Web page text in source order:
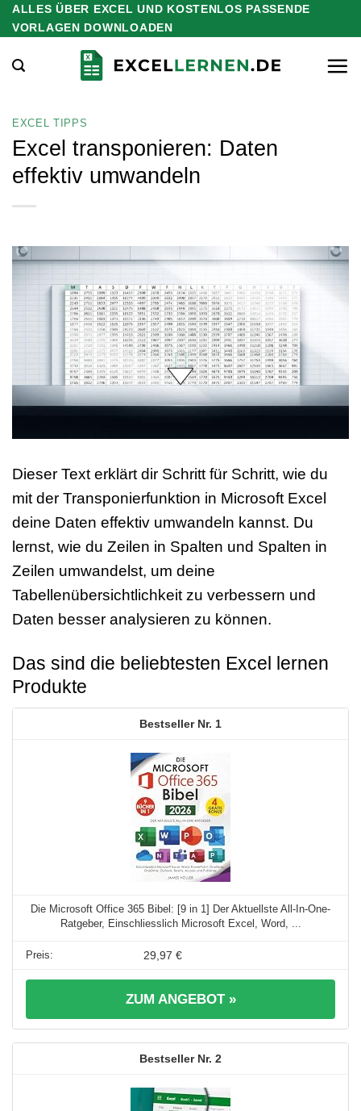
Zum
Inhalt
springen
ALLES ÜBER EXCEL UND KOSTENLOS PASSENDE
VORLAGEN DOWNLOADEN
EXCEL TIPPS
Excel transponieren: Daten
effektiv umwandeln
Dieser Text erklärt dir Schritt für Schritt, wie du
mit der Transponierfunktion in Microsoft Excel
deine Daten effektiv umwandeln kannst. Du
lernst, wie du Zeilen in Spalten und Spalten in
Zeilen umwandelst, um deine
Tabellenübersichtlichkeit zu verbessern und
Daten besser analysieren zu können.
Das sind die beliebtesten Excel lernen
Produkte
1
Die Microsoft Office 365 Bibel: [9 in 1] Der Aktuellste All-In-One-
Ratgeber, Einschliesslich Microsoft Excel, Word, ...
29,97 €
ZUM ANGEBOT »
2